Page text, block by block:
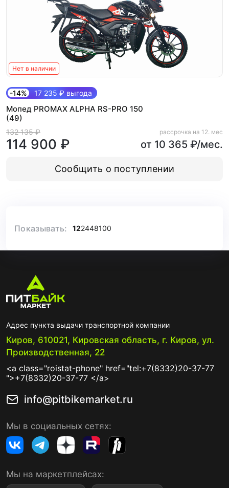
Нет в наличии
-14% 17 235 ₽ выгода
Мопед PROMAX ALPHA RS-PRO 150
(49)
132 135 ₽
114 900 ₽
рассрочка на 12. мес
от 10 365 ₽/мес.
Сообщить о поступлении
Показывать: 122448100
Адрес пункта выдачи транспортной компании
Киров, 610021, Кировская область, г. Киров, ул.
Производственная, 22
<a class="roistat-phone" href="tel:+7(8332)20-37-77
">+7(8332)20-37-77 </a>
info@pitbikemarket.ru
Мы в социальных сетях:
Мы на маркетплейсах: